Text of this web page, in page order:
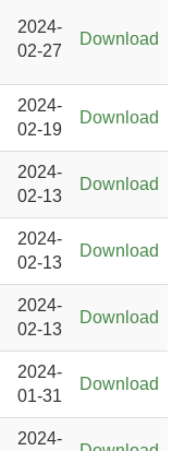
2024-
02-27
Download
2024-
02-19
Download
2024-
02-13
Download
2024-
02-13
Download
2024-
02-13
Download
2024-
01-31
Download
2024-